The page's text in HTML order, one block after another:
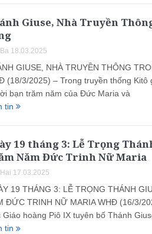
Giuse, Nhà Truyền
18.03.2025
GIUSE, NHÀ TRUYỀN THÔNG
(18/3/2025) – Trong truyền thống Kitô
bạn trăm năm của Đức Maria và
tin
19 tháng 3: Lễ Trọng
Năm Đức Trinh Nữ Maria
17.03.2025
19 THÁNG 3: LỄ TRỌNG THÁNH
ĐỨC TRINH NỮ MARIA WHĐ (16/3/
hoàng Piô IX tuyên bố Thánh
tin